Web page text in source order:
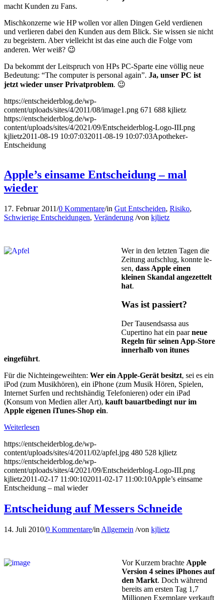
macht Kunden zu Fans.
Mischkonzerne wie HP wollen vor allen Dingen Geld verdienen
und verlieren dabei den Kunden aus dem Blick. Sie wissen sie nicht
zu begeistern. Aber vielleicht ist das eine auch die Folge vom
anderen. Wer weiß? 😉
Da bekommt der Leitspruch von HPs PC-Sparte eine völlig neue
Bedeutung: “The computer is personal again”. Ja, unser PC ist
jetzt wieder unser Privatproblem. 😉
https://entscheiderblog.de/wp-
content/uploads/sites/4/2011/08/image1.png 671 688 kjlietz
https://entscheiderblog.de/wp-
content/uploads/sites/4/2021/09/Entscheiderblog-Logo-III.png
kjlietz2011-08-19 10:07:032011-08-19 10:07:03Apotheker-
Entscheidung
Apple’s einsame Entscheidung – mal
wieder
17. Februar 2011/0 Kommentare/in Gut Entscheiden, Risiko,
Schwierige Entscheidungen, Veränderung /von kjlietz
Wer in den letzten Tagen die
Zeitung aufschlug, konnte le­
sen, dass Apple einen
kleinen Skandal angezettelt
hat.
Was ist passiert?
Der Tausendsassa aus
Cuperti­no hat ein paarneue
Regeln für seinen App-Store
innerhalb von itunes
eingeführt.
Für die Nichteingeweih­ten: Wer ein Apple-Gerät besitzt, sei es ein
iPod (zum Musikhören), ein iPhone (zum Musik Hören, Spielen,
Internet Surfen und rechtshändig Telefonieren) oder ein iPad
(Konsum von Medien aller Art), kauft bauartbedingt nur im
Apple eigenen iTunes-Shop ein.
Weiterlesen
https://entscheiderblog.de/wp-
content/uploads/sites/4/2011/02/apfel.jpg 480 528 kjlietz
https://entscheiderblog.de/wp-
content/uploads/sites/4/2021/09/Entscheiderblog-Logo-III.png
kjlietz2011-02-17 11:00:102011-02-17 11:00:10Apple’s einsame
Entscheidung – mal wieder
Entscheidung auf Messers Schneide
14. Juli 2010/0 Kommentare/in Allgemein /von kjlietz
Vor Kurzem brachte Apple
Ver­sion 4 seines iPhones auf
den Markt. Doch während
bereits am ersten Tag 1,7
Millionen Ex­em­pla­re verkauft